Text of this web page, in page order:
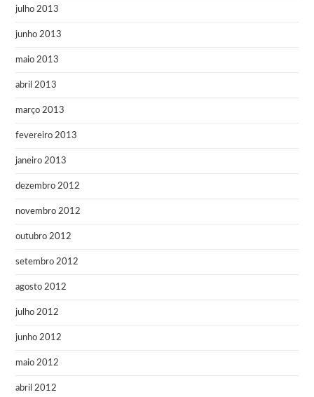
julho 2013
junho 2013
maio 2013
abril 2013
março 2013
fevereiro 2013
janeiro 2013
dezembro 2012
novembro 2012
outubro 2012
setembro 2012
agosto 2012
julho 2012
junho 2012
maio 2012
abril 2012